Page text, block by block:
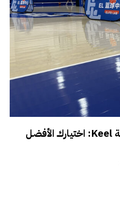
لوحة مهندس كرة السلة Keel: اختيارك الأفضل